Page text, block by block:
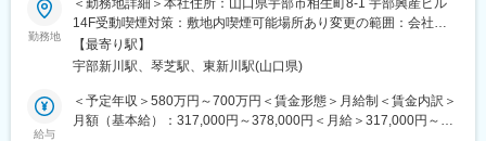
M365(Excel・PowerPoint・Teams・Planer・PowerAutomate)
■配属組織：
先端技術の採用も多く、お客さまやベンダー等多くの人との関り
をもって知識とスキルを向上しながらビジネスセンスも磨いてい
■出張頻度：県外出張：月に多くとも3回程度
と技術を基に後輩への指導・業務改善提案等、チーム力の底上げ
へも寄与いただきたいです。
大型案件が増えており、サーバ部分での要件の定義や構築をお任
せしたいと考えています。
■業務内容：
勤務地
＜勤務地詳細＞本社住所：山口県宇部市相生町8-1 宇部興産ビル
14F受動喫煙対策：敷地内喫煙可能場所あり変更の範囲：会社の
定める事業所
【最寄り駅】
宇部新川駅、琴芝駅、東新川駅(山口県)
給与
＜予定年収＞580万円～700万円＜賃金形態＞月給制＜賃金内訳＞
月額（基本給）：317,000円～378,000円＜月給＞317,000円～